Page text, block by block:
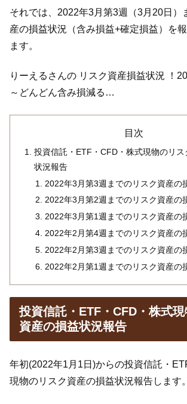
それでは、2022年3月第3週（3月20日）
産の損益状況（含み損益+確定損益）を
ます。
りーえるさんの リスク資産損益状況 ！
～どんどん含み損減る…
目次
投資信託・ETF・CFD・株式現物のリス
状況報告
2022年3月第3週までのリスク資産の
2022年3月第2週までのリスク資産の
2022年3月第1週までのリスク資産の
2022年2月第4週までのリスク資産の
2022年2月第3週までのリスク資産の
2022年2月第1週までのリスク資産の
投資信託・ETF・CFD・株式
資産の損益状況報告
年初(2022年1月1日)からの投資信託・
現物のリスク資産の損益状況報告します。